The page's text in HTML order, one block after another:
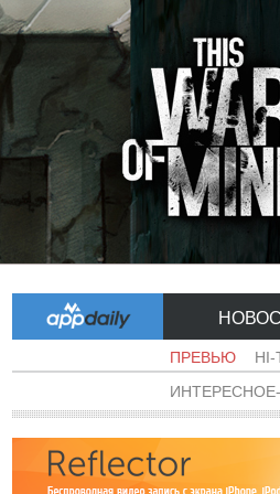
ПРЕВЬЮ HI-